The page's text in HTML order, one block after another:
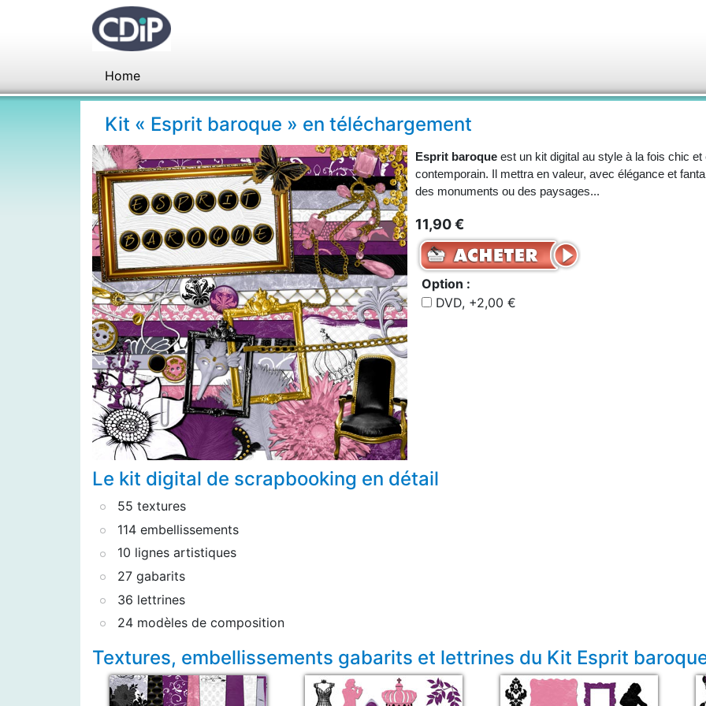
Home
Kit « Esprit baroque » en téléchargement
Esprit baroque est un kit digital au style à la fois chic
contemporain. Il mettra en valeur, avec élégance et
des monuments ou des paysages...
11,90 €
Option :
DVD, +2,00 €
Le kit digital de scrapbooking en détail
55 textures
114 embellissements
10 lignes artistiques
27 gabarits
36 lettrines
24 modèles de composition
Textures, embellissements gabarits et lettrines du Kit Esprit